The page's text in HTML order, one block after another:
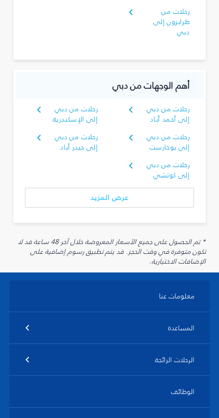
رحلات من
طرابزون إلى
دبي
أهم الوجهات من دبي
رحلات من دبي
إلى أحمد آباد
رحلات من دبي
إلى الإسكندرية
رحلات من دبي
إلى بوخارست
رحلات من دبي
إلى حيدر أباد
رحلات من دبي
إلى كوتشي
عرض المزيد
* تم الحصول على جميع الأسعار المعروضة خلال آخر 48 ساعة قد لا
تكون متوفرة في وقت الحجز. قد يتم تطبيق رسوم إضافية على
الإضافات الاختيارية.
معلومات عنا
المساعدة
الرحلات الرائجة
الوظائف